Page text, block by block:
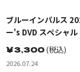
ブルーインパルス
ー's DVD スペシャル
￥3,300(税込)
2026.07.24